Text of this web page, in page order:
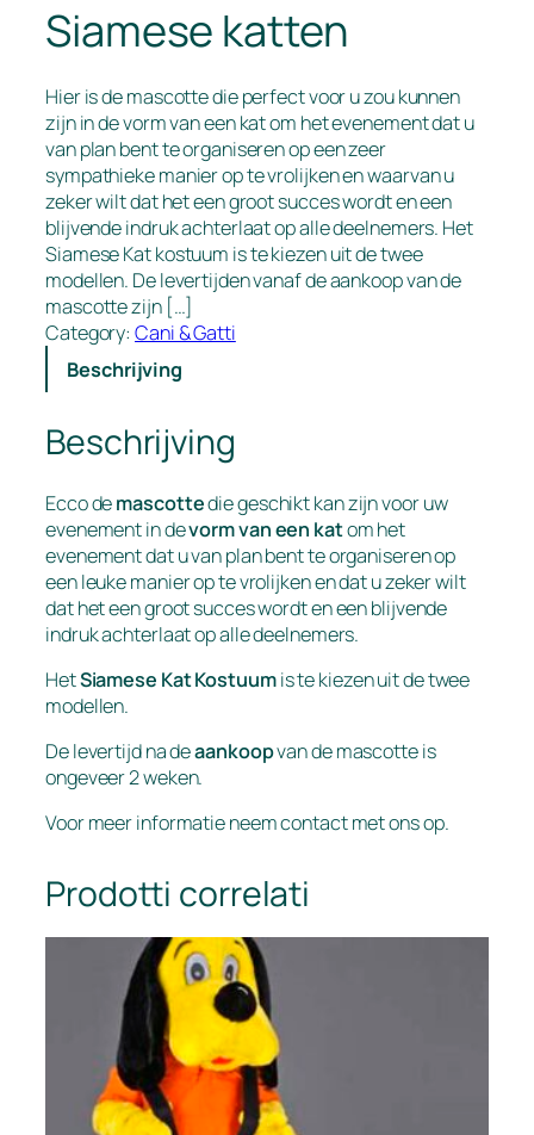
Siamese katten
Hier is de mascotte die perfect voor u zou kunnen
zijn in de vorm van een kat om het evenement dat u
van plan bent te organiseren op een zeer
sympathieke manier op te vrolijken en waarvan u
zeker wilt dat het een groot succes wordt en een
blijvende indruk achterlaat op alle deelnemers. Het
Siamese Kat kostuum is te kiezen uit de twee
modellen. De levertijden vanaf de aankoop van de
mascotte zijn […]
Category:Cani & Gatti
Beschrijving
Beschrijving
Ecco demascottedie geschikt kan zijn voor uw
evenement in devorm van een katom het
evenement dat u van plan bent te organiseren op
een leuke manier op te vrolijken en dat u zeker wilt
dat het een groot succes wordt en een blijvende
indruk achterlaat op alle deelnemers.
HetSiamese Kat Kostuumis te kiezen uit de twee
modellen.
De levertijd na deaankoopvan de mascotte is
ongeveer 2 weken.
Voor meer informatie neem contact met ons op.
Prodotti correlati